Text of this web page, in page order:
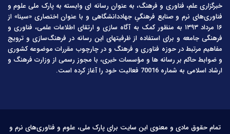
خبرگزاری علم، فناوری و فرهنگ، به عنوان رسانه ای وابسته به پارک ملی علوم و
فناوری‌های نرم و صنایع فرهنگیِ جهاددانشگاهی و با عنوان اختصاری «سینا» از
۱۶ مرداد ۱۳۹۳ به منظور کمک به آگاه سازی و ارتقای اطلاعات علمی، فناوری و
فرهنگی جامعه و برای استفاده از ظرفیتهای این رسانه در فرهنگ‌سازی و ترویج
مفاهیم مرتبط در حوزه فناوری و فرهنگ و در چارچوب مقررات موضوعه کشوری
و ضوابط حاکم بر رسانه ها و مؤسسات خبری، با مجوز رسمی از وزارت فرهنگ و
ارشاد اسلامی به شماره 70016 فعالیت خود را آغاز کرده است.
تمام حقوق مادی و معنوی این سایت برای پارک ملی، علوم و فناوری‌های نرم و